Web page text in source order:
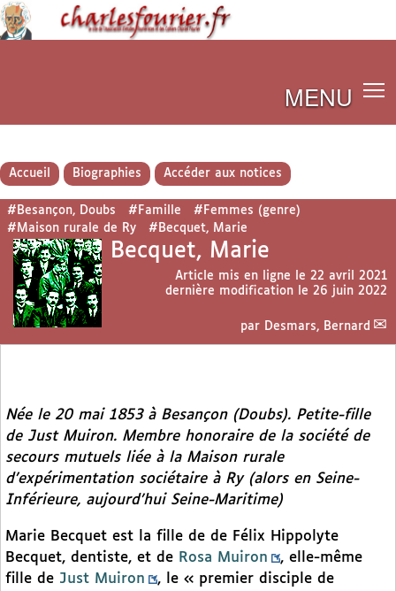
MENU
Accueil Biographies Accéder aux notices
#Besançon, Doubs #Famille
#Femmes (genre)
#Maison rurale de Ry
#Becquet, Marie
Becquet, Marie
Article mis en ligne le 22 avril 2021
dernière modification le 26 juin 2022
par Desmars, Bernard
Née le 20 mai 1853 à Besançon (Doubs). Petite-fille
de Just Muiron. Membre honoraire de la société de
secours mutuels liée à la Maison rurale
d’expérimentation sociétaire à Ry (alors en Seine-
Inférieure, aujourd’hui Seine-Maritime)
Marie Becquet est la fille de de Félix Hippolyte
Becquet, dentiste, et de Rosa Muiron
, elle-même
fille de Just Muiron
, le « premier disciple de